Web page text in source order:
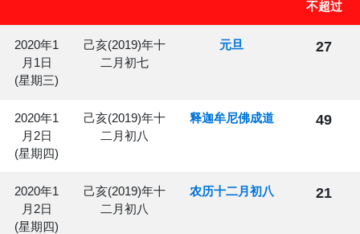
不超过
2020年1
月1日
(星期三)
己亥(2019)年十
二月初七
元旦 27
2020年1
月2日
(星期四)
己亥(2019)年十
二月初八
释迦牟尼佛成道 49
2020年1
月2日
(星期四)
己亥(2019)年十
二月初八
农历十二月初八 21